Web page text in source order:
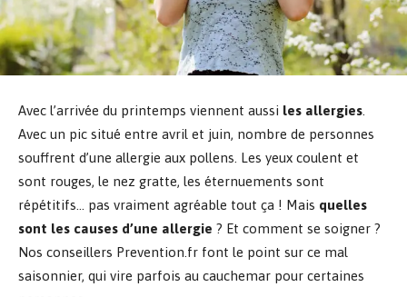
Avec l’arrivée du printemps viennent aussi les allergies
Avec un pic situé entre avril et juin, nombre de personnes
souffrent d’une allergie aux pollens. Les yeux coulent et
sont rouges, le nez gratte, les éternuements sont
répétitifs… pas vraiment agréable tout ça ! Mais quelles
sont les causes d’une allergie ? Et comment se soigner ?
Nos conseillers Prevention.fr font le point sur ce mal
saisonnier, qui vire parfois au cauchemar pour certaines